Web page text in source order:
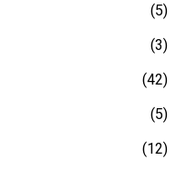
(5)
(3)
(42)
(5)
(12)